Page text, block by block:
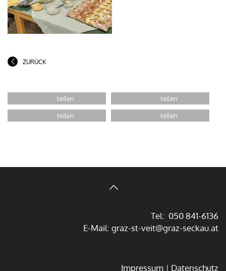
ZURÜCK
Tel: 050 841-6136
E-Mail: graz-st-veit@graz-seckau.at
Impressum Datenschutz